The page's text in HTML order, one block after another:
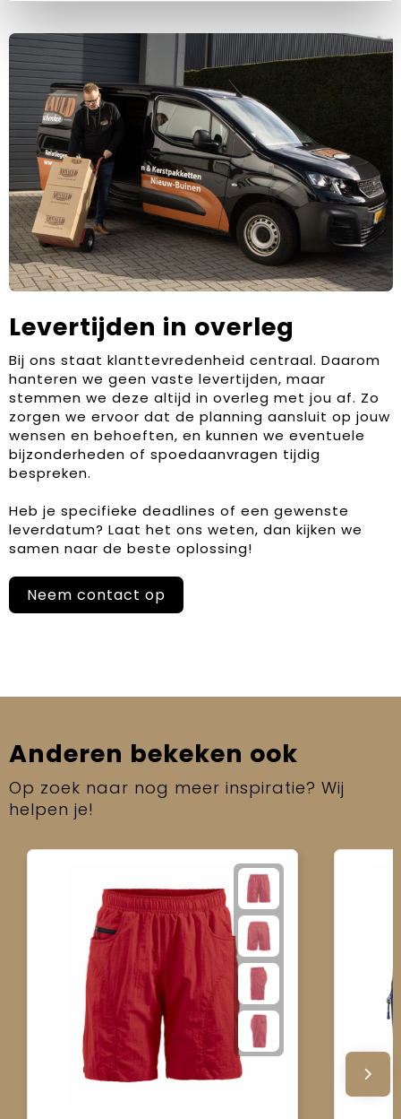
Levertijden in overleg
Bij ons staat klanttevredenheid centraal. Daarom
hanteren we geen vaste levertijden, maar
stemmen we deze altijd in overleg met jou af. Zo
zorgen we ervoor dat de planning aansluit op jouw
wensen en behoeften, en kunnen we eventuele
bijzonderheden of spoedaanvragen tijdig
bespreken.
Heb je specifieke deadlines of een gewenste
leverdatum? Laat het ons weten, dan kijken we
samen naar de beste oplossing!
Neem contact op
Anderen bekeken ook
Op zoek naar nog meer inspiratie? Wij
helpen je!